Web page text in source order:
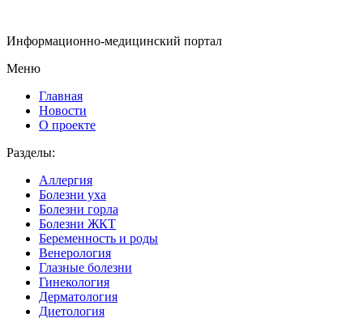
Информационно-медицинский портал
Меню
Главная
Новости
О проекте
Разделы:
Аллергия
Болезни уха
Болезни горла
Болезни ЖКТ
Беременность и роды
Венерология
Глазные болезни
Гинекология
Дерматология
Диетология